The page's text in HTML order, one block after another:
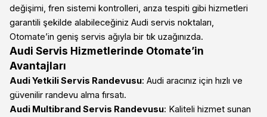
değişimi, fren sistemi kontrolleri, arıza tespiti gibi hizmetleri
garantili şekilde alabileceğiniz Audi servis noktaları,
Otomate’in geniş servis ağıyla bir tık uzağınızda.
Audi Servis Hizmetlerinde Otomate’in
Avantajları
Audi Yetkili Servis Randevusu: Audi aracınız için hızlı ve
güvenilir randevu alma fırsatı.
Audi Multibrand Servis Randevusu: Kaliteli hizmet sunan